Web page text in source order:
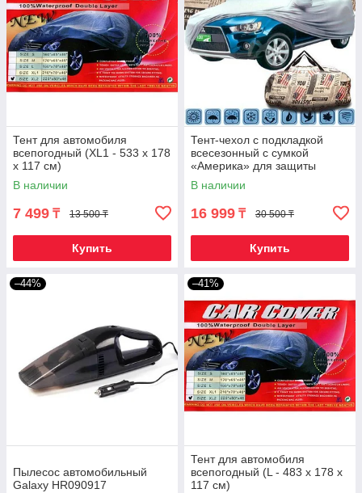
Тент для автомобиля
всепогодный (XL1 - 533 x 178
x 117 см)
В наличии
7 499 ₸ 13 500 ₸
Купить
Тент-чехол с подкладкой
всесезонный с сумкой
«Америка» для защиты
автомобиля (Кроссовер)
В наличии
16 999 ₸ 30 500 ₸
Купить
–44%
Пылесос автомобильный
Galaxy HR090917
–41%
Тент для автомобиля
всепогодный (L - 483 x 178 x
117 см)